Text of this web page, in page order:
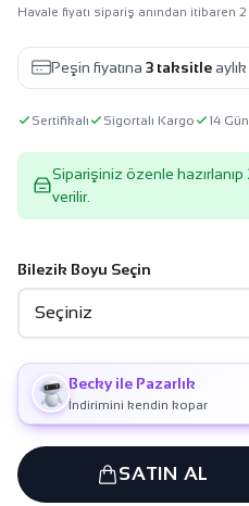
Havale fiyatı sipariş anından itibaren
Peşin fiyatına 3 taksitle aylık
Sertifikalı Sigortalı Kargo 14
Siparişiniz özenle
verilir.
Bilezik Boyu Seçin
Becky ile Pazarlık
İndirimini kendin kopar
SATIN AL